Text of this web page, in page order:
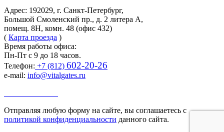
Адрес: 192029, г. Санкт-Петербург,
Большой Смоленский пр., д. 2 литера А,
помещ. 8Н, комн. 48 (офис 432)
( Карта проезда )
Время работы офиса:
Пн-Пт с 9 до 18 часов.
Телефон: +7 (812) 602-20-26
e-mail: info@vitalgates.ru
Отправляя любую форму на сайте, вы соглашаетесь с
политикой конфиденциальности данного сайта.